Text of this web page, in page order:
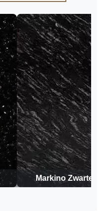
Markino Zwarte